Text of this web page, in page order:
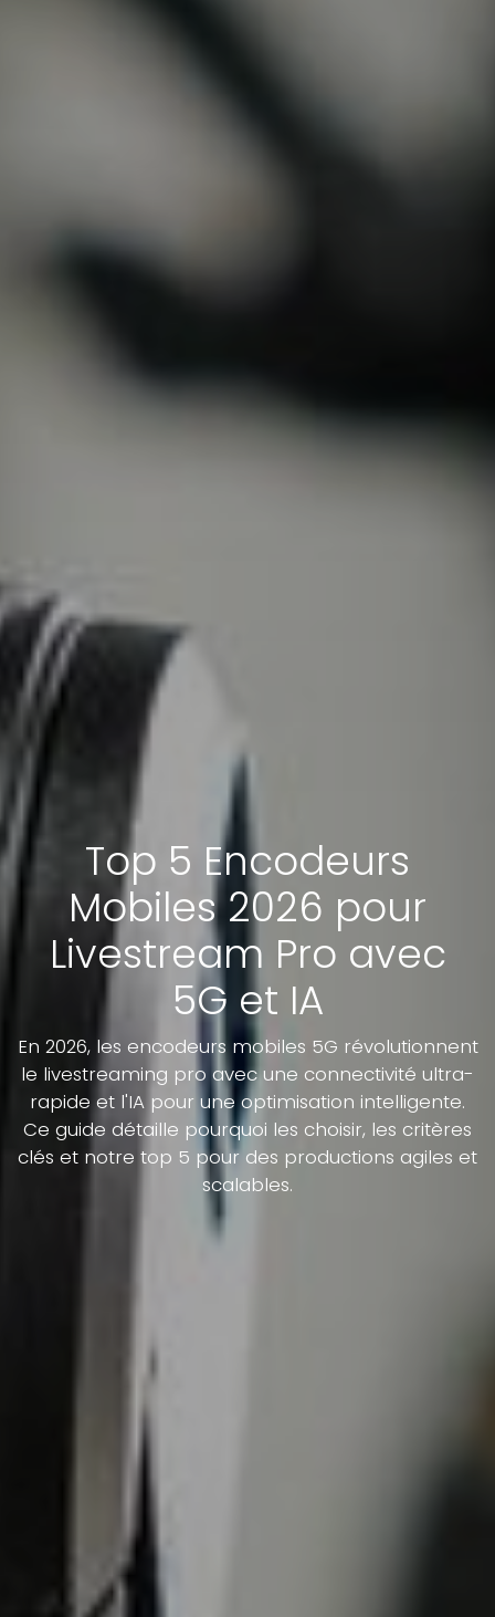
Top 5 Encodeurs
Mobiles 2026 pour
Livestream Pro avec
5G et IA
En 2026, les encodeurs mobiles 5G révolutionnent
le livestreaming pro avec une connectivité ultra-
rapide et l'IA pour une optimisation intelligente.
Ce guide détaille pourquoi les choisir, les critères
clés et notre top 5 pour des productions agiles et
scalables.